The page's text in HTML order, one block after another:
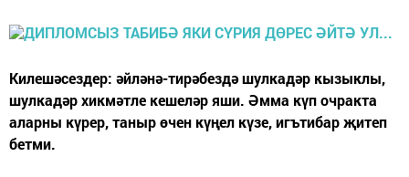
Килешәсездер: әйләнә-тирәбездә шулкадәр кызыклы,
шулкадәр хикмәтле кешеләр яши. Әмма күп очракта
аларны күрер, таныр өчен күңел күзе, игътибар җитеп
бетми.